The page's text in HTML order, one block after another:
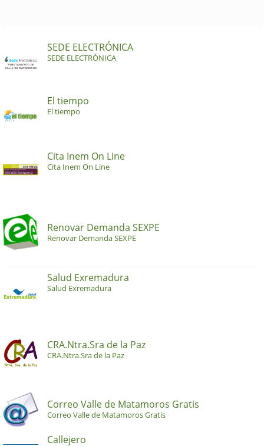
SEDE ELECTRÓNICA
SEDE ELECTRÓNICA
El tiempo
El tiempo
Cita Inem On Line
Cita Inem On Line
Renovar Demanda SEXPE
Renovar Demanda SEXPE
Salud Exremadura
Salud Exremadura
CRA.Ntra.Sra de la Paz
CRA.Ntra.Sra de la Paz
Correo Valle de Matamoros Gratis
Correo Valle de Matamoros Gratis
Callejero